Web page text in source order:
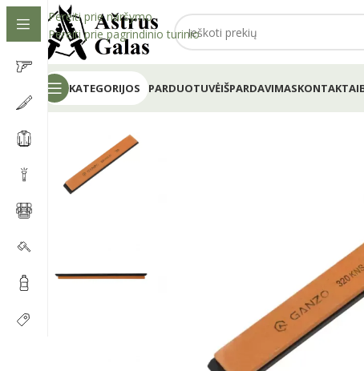
Pereiti prie naršymo
Pereiti prie pagrindinio turinio
KATEGORIJOS PARDUOTUVĖIŠPARDAVIMASKONTAKTAI